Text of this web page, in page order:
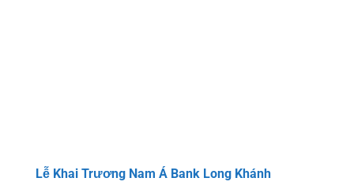
Lễ Khai Trương Nam Á Bank Long Khánh